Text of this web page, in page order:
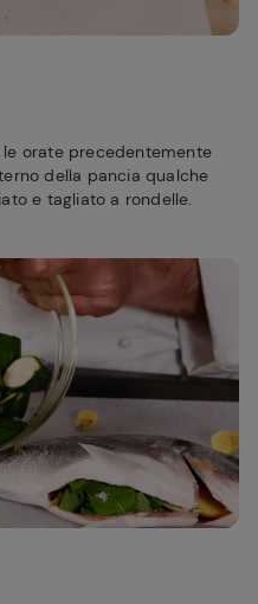
orate precedentemente
della pancia qualche
e tagliato a rondelle.